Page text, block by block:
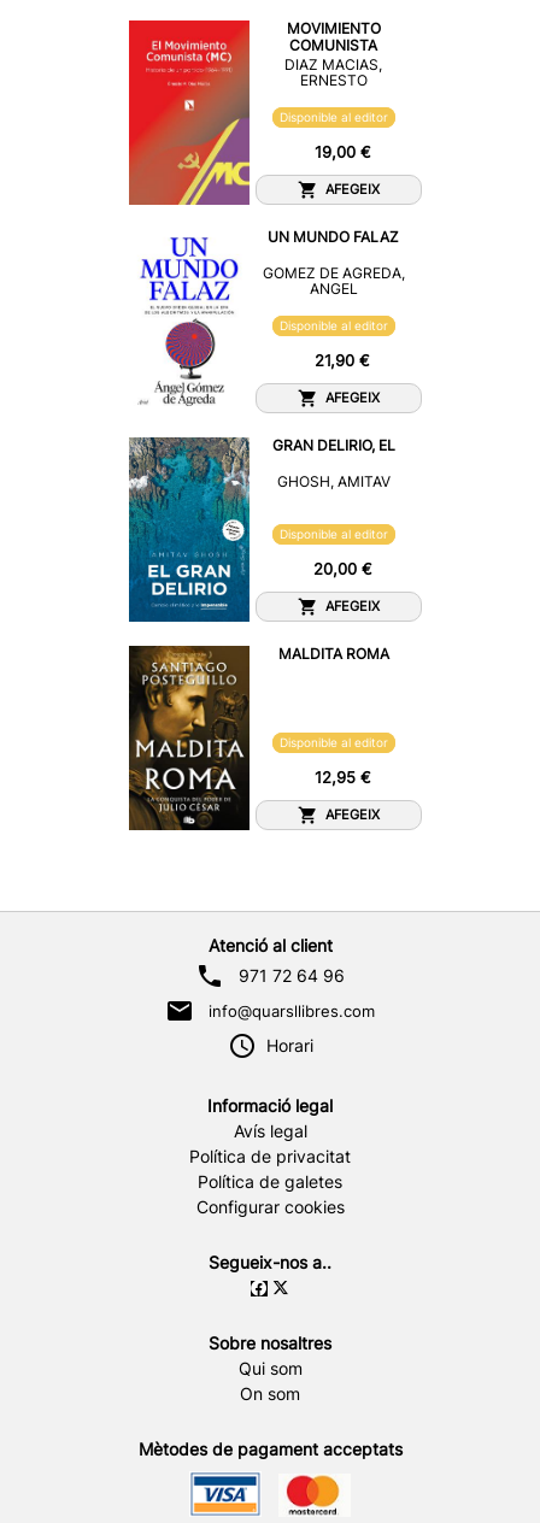
MOVIMIENTO
COMUNISTA
DIAZ MACIAS,
ERNESTO
Disponible al editor
19,00 €
AFEGEIX
UN MUNDO FALAZ
GOMEZ DE AGREDA,
ANGEL
Disponible al editor
21,90 €
AFEGEIX
GRAN DELIRIO, EL
GHOSH, AMITAV
Disponible al editor
20,00 €
AFEGEIX
MALDITA ROMA
Disponible al editor
12,95 €
AFEGEIX
Atenció al client
971 72 64 96
info@quarsllibres.com
Horari
Informació legal
Avís legal
Política de privacitat
Política de galetes
Configurar cookies
Segueix-nos a..
Sobre nosaltres
Qui som
On som
Mètodes de pagament acceptats